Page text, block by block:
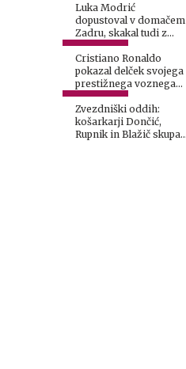
Luka Modrić
dopustoval v domačem
Zadru, skakal tudi z
najvišje skakalnice
Cristiano Ronaldo
pokazal delček svojega
prestižnega voznega
parka
Zvezdniški oddih:
košarkarji Dončić,
Rupnik in Blažič skupaj